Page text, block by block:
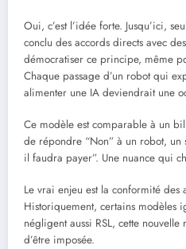
Oui, c’est l’idée forte. Jusqu’ici,
conclu des accords directs avec
démocratiser ce principe, même
Chaque passage d’un robot qui
alimenter une IA deviendrait une
Ce modèle est comparable à un
de répondre “Non” à un robot, un
il faudra payer”. Une nuance qui
Le vrai enjeu est la conformité
Historiquement, certains modèles
négligent aussi RSL, cette
d’être imposée.